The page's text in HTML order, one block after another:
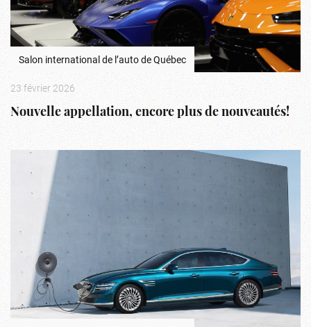
Salon international de l’auto de Québec
23 février 2026
Nouvelle appellation, encore plus de nouveautés!